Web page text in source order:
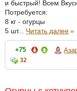
и быстрый! Всем
Потребуется:
8 кг - огурцы
5 шт... Читать далее»
+75
32